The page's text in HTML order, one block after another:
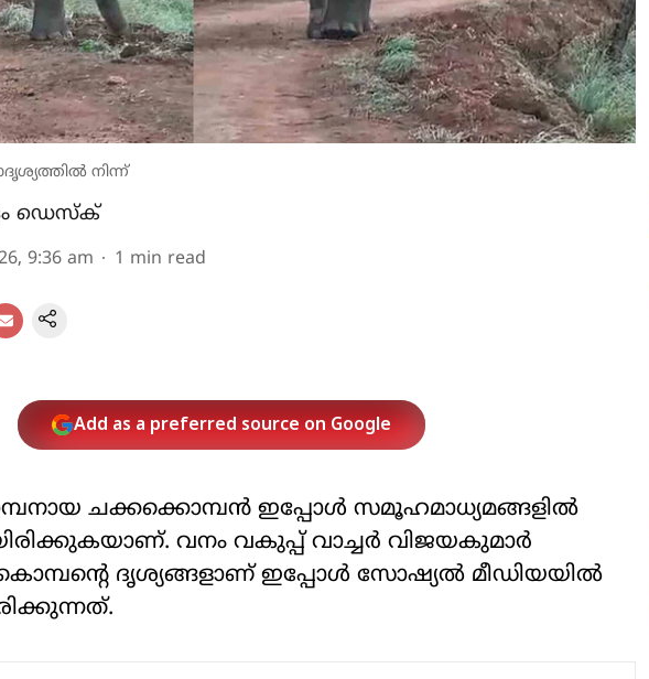
നിന്ന്
ഡെസ്ക്
9:36 am 1 min read
Add as a preferred source on Google
ചക്കക്കൊമ്പൻ ഇപ്പോൾ സമൂഹമാധ്യമങ്ങളിൽ
വനം വകുപ്പ് വാച്ചർ വിജയകുമാർ
ദൃശ്യങ്ങളാണ് ഇപ്പോൾ സോഷ്യൽ മീഡിയയിൽ